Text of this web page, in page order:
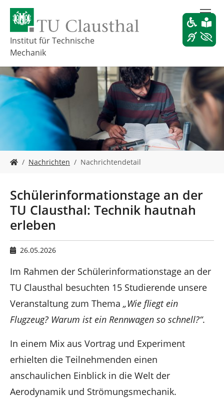
p
t
n
h
s
Institut für Technische
Mechanik
i
i
n
h
i
e
:
Nachrichten Nachrichtendetail
Schülerinformationstage an der
TU Clausthal: Technik hautnah
erleben
26.05.2026
Im Rahmen der Schülerinformationstage an der
TU Clausthal besuchten 15 Studierende unsere
Veranstaltung zum Thema „Wie fliegt ein
Flugzeug? Warum ist ein Rennwagen so schnell?“.
In einem Mix aus Vortrag und Experiment
erhielten die Teilnehmenden einen
anschaulichen Einblick in die Welt der
Aerodynamik und Strömungsmechanik.